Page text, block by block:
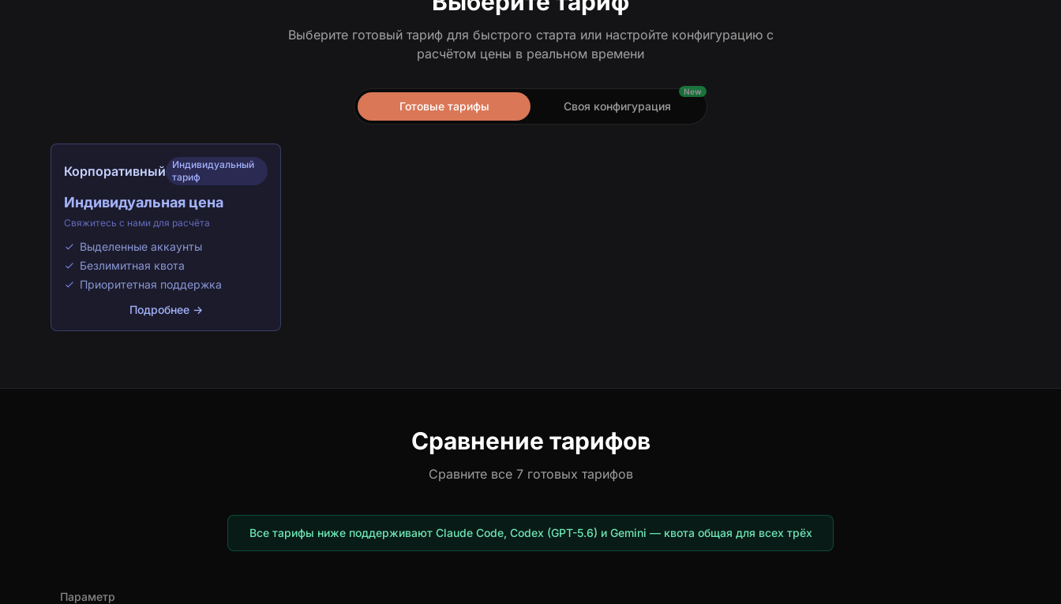
Выберите готовый тариф для быстрого старта или настройте конфигурацию с
расчётом цены в реальном времени
Готовые тарифы Своя конфигурация
New
Корпоративный
Индивидуальный
тариф
Индивидуальная цена
Свяжитесь с нами для расчёта
Выделенные аккаунты
Безлимитная квота
Приоритетная поддержка
Подробнее →
Сравнение тарифов
Сравните все 7 готовых тарифов
Все тарифы ниже поддерживают Claude Code, Codex (GPT-5.6) и Gemini — квота общая для всех трёх
Параметр